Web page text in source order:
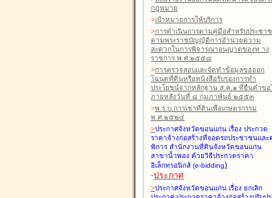
กฎหมาย
>เป้าหมายการให้บริการ
>การดำเนินการตามคู่มือสำหรับประชา
ตามพระราชบัญญัติการอำนวยความ
สะดวกในการพิจารณาอนุญาตของท าง
ราชการ พ.ศ.๒๕๕๘
>การตรวจสอบและจัดทำข้อมูลขอออก
โฉนดที่ดินหรือหนังสือรับรองการทำ
ประโยชน์จากหลักฐาน ส.ค.๑ ที่ยื่นคำขอ
ภายหลังวันที่ ๘ กุมภาพันธ์ ๒๕๕๓
>พ.ร.บ.การเช่าที่ดินเพื่อเกษตรกรรม
พ.ศ.๒๕๒๔
>ประกาศจังหวัดขอนแก่น เรื่อง ประกวด
ราคาจ้างก่อสร้างที่จอดรถประชาชนและ
พิการ สำนักงานที่ดินจังหวัดขอนแก่น
สาขาน้ำพอง ด้วยวิธีประกวดราคา
อิเล็กทรอนิกส์ (e-bidding)
-ประกาศ
>ประกาศจังหวัดขอนแก่น เรื่อง ยกเลิก